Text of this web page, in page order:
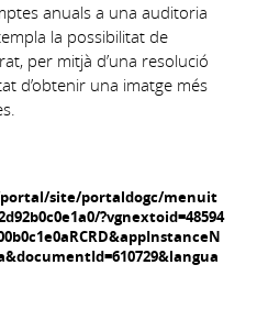
anuals a una auditoria
la possibilitat de
per mitjà d’una resolució
d’obtenir una imatge més
site/portaldogc/menuit
?vgnextoid=48594